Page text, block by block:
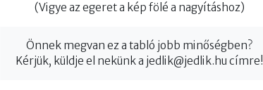
(Vigye az egeret a kép fölé a nagyításhoz)
Önnek megvan ez a tabló jobb minőségben?
Kérjük, küldje el nekünk a jedlik@jedlik.hu címre!